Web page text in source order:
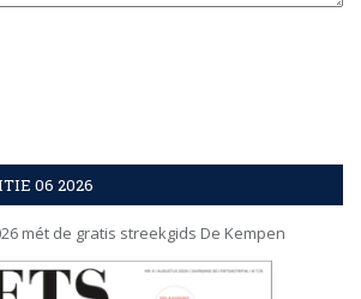
06 2026
mét de gratis streekgids De Kempen